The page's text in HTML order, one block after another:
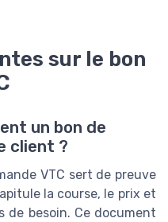
sur le bon
un bon de
client ?
VTC sert de preuve
la course, le prix et
de besoin. Ce document